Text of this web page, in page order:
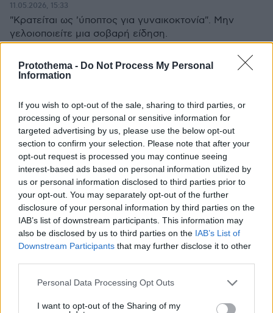
Protothema - Do Not Process My Personal
Information
If you wish to opt-out of the sale, sharing to third parties, or
processing of your personal or sensitive information for
targeted advertising by us, please use the below opt-out
section to confirm your selection. Please note that after your
opt-out request is processed you may continue seeing
interest-based ads based on personal information utilized by
us or personal information disclosed to third parties prior to
your opt-out. You may separately opt-out of the further
disclosure of your personal information by third parties on the
IAB’s list of downstream participants. This information may
also be disclosed by us to third parties on the IAB’s List of
Downstream Participants that may further disclose it to other
Please note that this website/app uses one or more Google
not limited to your visit or usage behaviour. You may click to
Personal Data Processing Opt Outs
I want to opt-out of the Sharing of my
11.05.2026, 15:33
"Κρατείται ως 'ύποπτος για γυναικοκτονία". Μην
γελοιοποιείτε μια σοβαρή είδηση.
Παναγιώτης
Α μπραβο αυτο μπηκα να γραψω και εγω.
ΑΠΑΝΤΗΣΗ
Someone
11.05.2026, 15:02
Ύποπτος? Δηλαδή μπορεί κ να αθωωθεί?
ΑΠΑΝΤΗΣΗ
Μπέκας
11.05.2026, 15:04